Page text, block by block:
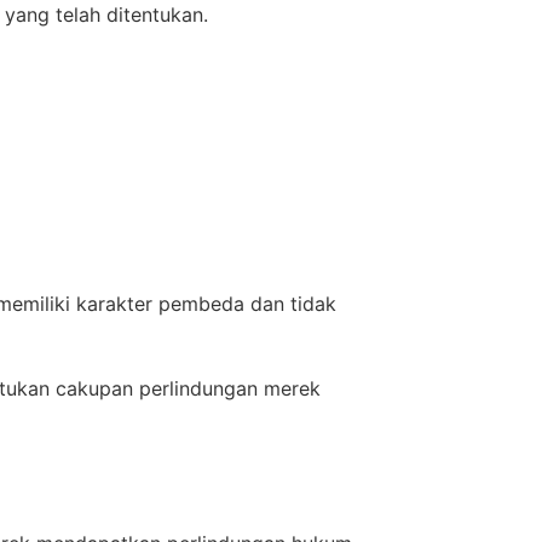
telah ditentukan.
karakter pembeda dan tidak
cakupan perlindungan merek